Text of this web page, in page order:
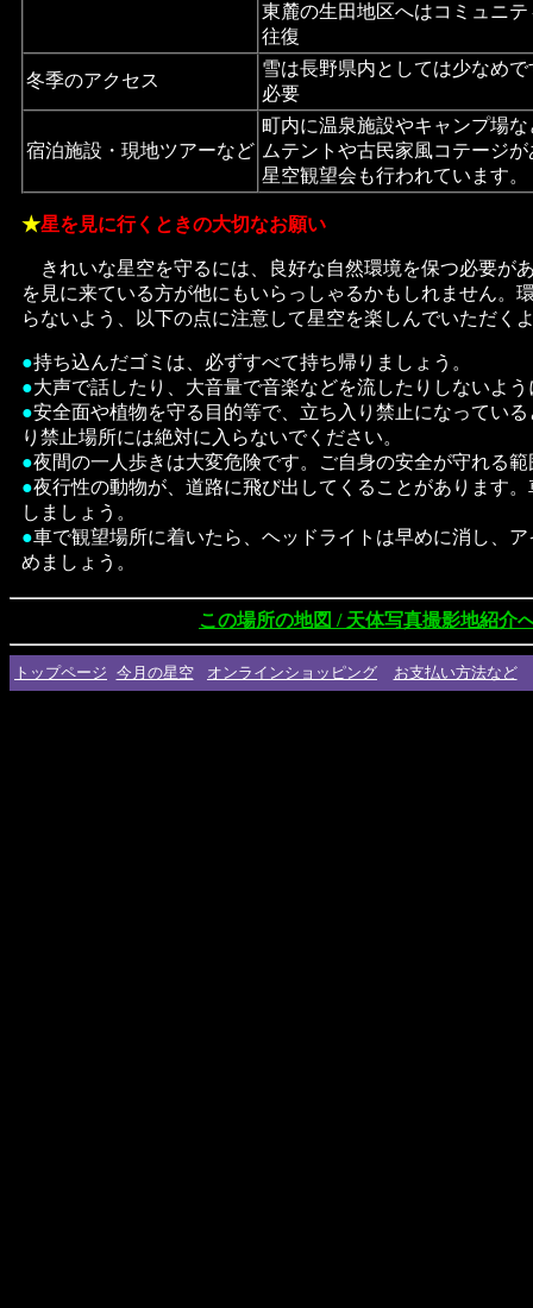
東麓の生田地区へはコミュニ
往復
冬季のアクセス
雪は長野県内としては少なめ
必要
宿泊施設・現地ツアーなど
町内に温泉施設やキャンプ場
ムテントや古民家風コテージが
星空観望会も行われています。
★星を見に行くときの大切なお願い
きれいな星空を守るには、良好な自然環境を保つ必要が
を見に来ている方が他にもいらっしゃるかもしれません。
らないよう、以下の点に注意して星空を楽しんでいただく
●持ち込んだゴミは、必ずすべて持ち帰りましょう。
●大声で話したり、大音量で音楽などを流したりしないよ
●安全面や植物を守る目的等で、立ち入り禁止になってい
り禁止場所には絶対に入らないでください。
●夜間の一人歩きは大変危険です。ご自身の安全が守れる
●夜行性の動物が、道路に飛び出してくることがあります
しましょう。
●車で観望場所に着いたら、ヘッドライトは早めに消し、
めましょう。
この場所の地図 / 天体写真撮影地紹介
トップページ 今月の星空 オンラインショッピング お支払い方法など